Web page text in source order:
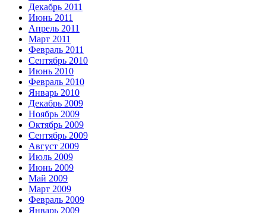
Декабрь 2011
Июнь 2011
Апрель 2011
Март 2011
Февраль 2011
Сентябрь 2010
Июнь 2010
Февраль 2010
Январь 2010
Декабрь 2009
Ноябрь 2009
Октябрь 2009
Сентябрь 2009
Август 2009
Июль 2009
Июнь 2009
Май 2009
Март 2009
Февраль 2009
Январь 2009